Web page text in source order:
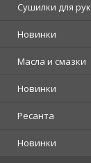
Сушилки для рук
Новинки
Масла и смазки
Новинки
Ресанта
Новинки